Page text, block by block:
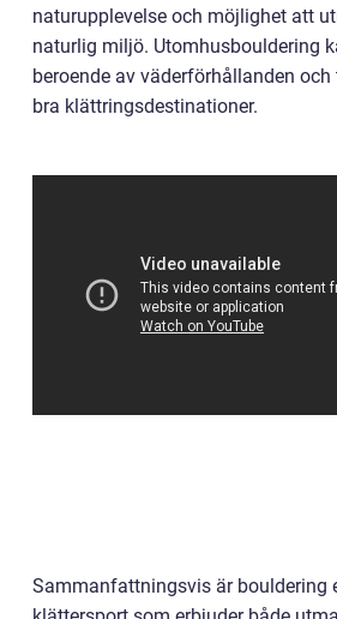
naturupplevelse och möjlighet att
naturlig miljö. Utomhusbouldering
beroende av väderförhållanden och
bra klättringsdestinationer.
Sammanfattningsvis är bouldering